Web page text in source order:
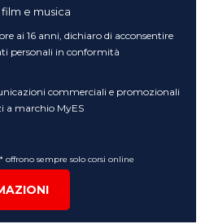
e musica
ai 16 anni, dichiaro di acconsentire
personali in conformità
commerciali e promozionali
a marchio MyES
offrono sempre solo corsi online